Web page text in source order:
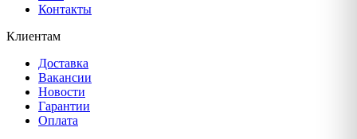
Контакты
Клиентам
Доставка
Вакансии
Новости
Гарантии
Оплата